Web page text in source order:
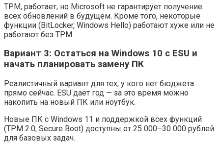
TPM, работает, но Microsoft не гарантирует получение
всех обновлений в будущем. Кроме того, некоторые
функции (BitLocker, Windows Hello) работают хуже или не
работают без TPM.
Вариант 3: Остаться на Windows 10 с ESU и
начать планировать замену ПК
Реалистичный вариант для тех, у кого нет бюджета
прямо сейчас. ESU даёт год — за это время можно
накопить на новый ПК или ноутбук.
Новые ПК с Windows 11 и поддержкой всех функций
(TPM 2.0, Secure Boot) доступны от 25 000–30 000 рублей
для базовых задач.